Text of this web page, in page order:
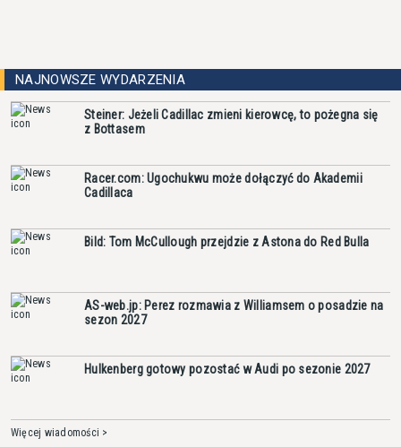
NAJNOWSZE WYDARZENIA
Steiner: Jeżeli Cadillac zmieni kierowcę, to pożegna się
z Bottasem
Racer.com: Ugochukwu może dołączyć do Akademii
Cadillaca
Bild: Tom McCullough przejdzie z Astona do Red Bulla
AS-web.jp: Perez rozmawia z Williamsem o posadzie na
sezon 2027
Hulkenberg gotowy pozostać w Audi po sezonie 2027
Więcej wiadomości >